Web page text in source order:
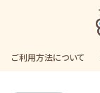
ご利用方法について